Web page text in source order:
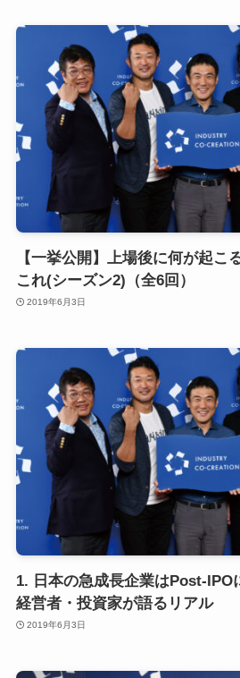
【一挙公開】上場後に何が起こ
これ(シーズン2)（全6回）
2019年6月3日
1. 日本の急成長企業はPost-IPO
経営者・投資家が語るリアル
2019年6月3日